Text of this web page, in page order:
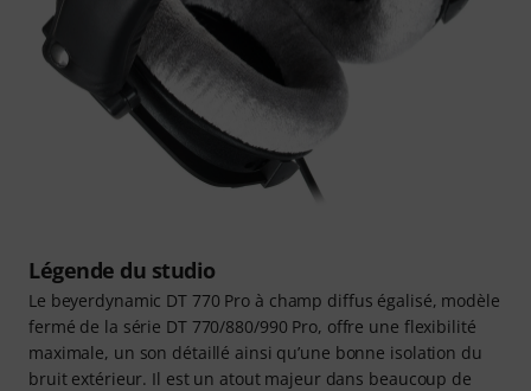
Légende du studio
Le beyerdynamic DT 770 Pro à champ diffus égalisé, modèle
fermé de la série DT 770/880/990 Pro, offre une flexibilité
maximale, un son détaillé ainsi qu’une bonne isolation du
bruit extérieur. Il est un atout majeur dans beaucoup de